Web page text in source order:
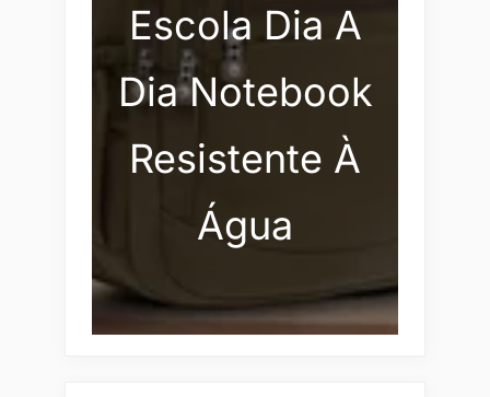
Escola Dia A
Dia Notebook
Resistente À
Água